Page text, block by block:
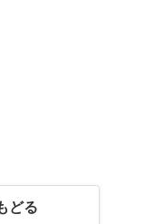
どる